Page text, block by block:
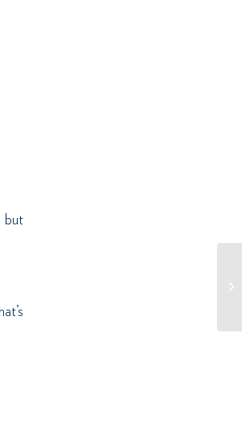
but